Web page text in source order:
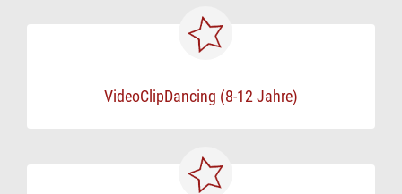
VideoClipDancing (8-12 Jahre)